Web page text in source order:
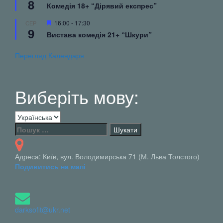
8 Комедія 18+ “Дірявий експрес”
СЕР
9
Вибрані
16:00 - 17:30
Вистава комедія 21+ “Шкури”
Перегляд Календаря
Виберіть мову:
Виберіть
мову:
Пошук:
Адреса: Київ, вул. Володимирська 71 (М. Льва Толстого)
Подивитись на мапі
darksofit@ukr.net